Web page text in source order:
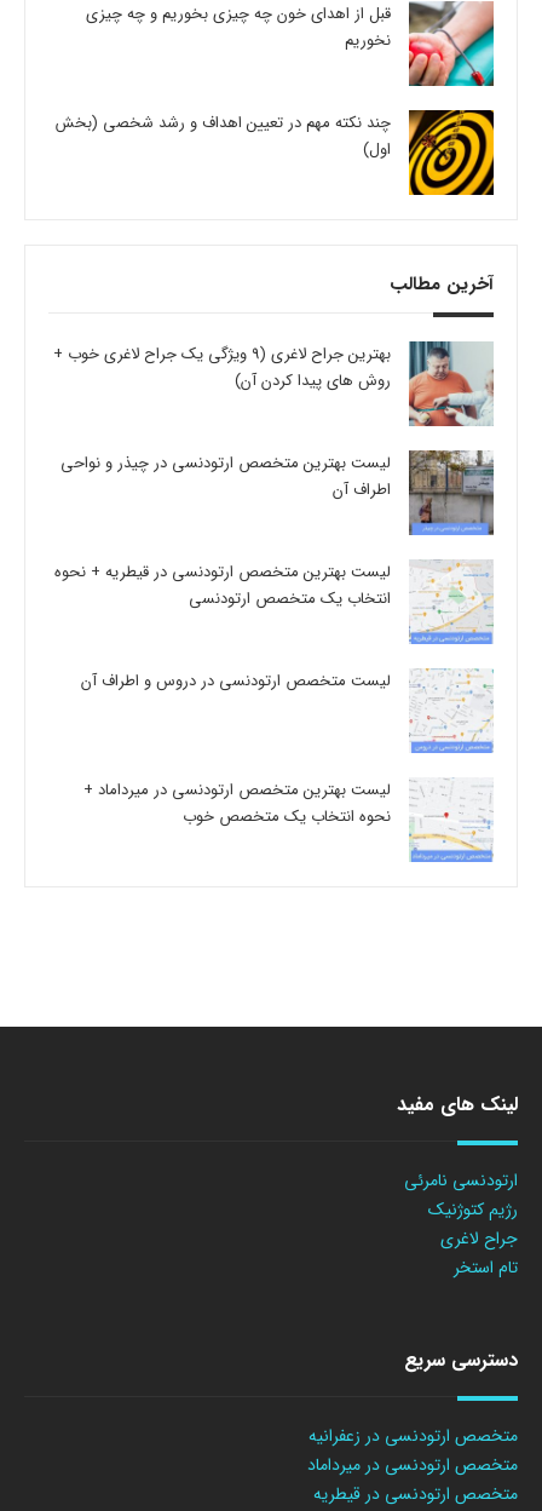
قبل از اهدای خون چه چیزی بخوریم و چه چیزی
نخوریم
چند نکته مهم در تعیین اهداف و رشد شخصی (بخش
اول)
آخرین مطالب
بهترین جراح لاغری (9 ویژگی یک جراح لاغری خوب +
روش های پیدا کردن آن)
لیست بهترین متخصص ارتودنسی در چیذر و نواحی
اطراف آن
لیست بهترین متخصص ارتودنسی در قیطریه + نحوه
انتخاب یک متخصص ارتودنسی
لیست متخصص ارتودنسی در دروس و اطراف آن
لیست بهترین متخصص ارتودنسی در میرداماد +
نحوه انتخاب یک متخصص خوب
لینک های مفید
ارتودنسی نامرئی
رژیم کتوژنیک
جراح لاغری
تام استخر
دسترسی سریع
متخصص ارتودنسی در زعفرانیه
متخصص ارتودنسی در میرداماد
متخصص ارتودنسی در قیطریه